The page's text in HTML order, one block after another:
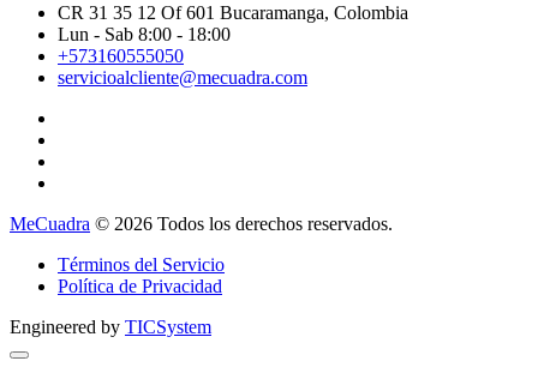
CR 31 35 12 Of 601 Bucaramanga, Colombia
Lun - Sab 8:00 - 18:00
+573160555050
servicioalcliente@mecuadra.com
MeCuadra © 2026 Todos los derechos reservados.
Términos del Servicio
Política de Privacidad
Engineered by TICSystem